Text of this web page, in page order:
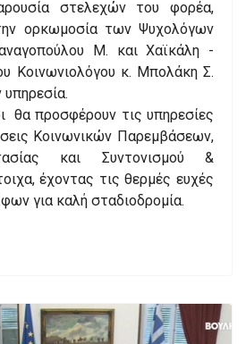
στελεχών του φορέα,
ορκωμοσία των Ψυχολόγων
Μ. και Χαϊκάλη -
Κοινωνιολόγου κ. Μπολάκη Σ.
υπηρεσία.
θα προσφέρουν τις υπηρεσίες
Κοινωνικών Παρεμβάσεων,
και Συντονισμού &
έχοντας τις θερμές ευχές
για καλή σταδιοδρομία.